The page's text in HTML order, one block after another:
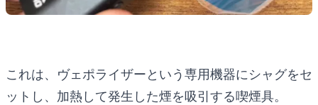
これは、ヴェポライザーという専用機器にシャグをセ
ットし、加熱して発生した煙を吸引する喫煙具。